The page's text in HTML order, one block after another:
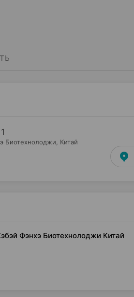
1
Биотехнолоджи , Китай
Фэнхэ Биотехнолоджи Китай